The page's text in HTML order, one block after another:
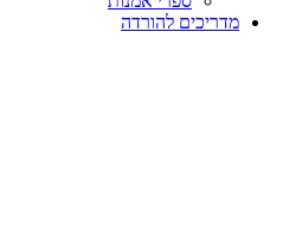
מדריכים להורדה